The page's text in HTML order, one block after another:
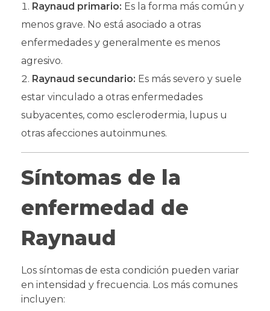
Raynaud primario: Es la forma más común y
menos grave. No está asociado a otras
enfermedades y generalmente es menos
agresivo.
Raynaud secundario: Es más severo y suele
estar vinculado a otras enfermedades
subyacentes, como esclerodermia, lupus u
otras afecciones autoinmunes.
Síntomas de la
enfermedad de
Raynaud
Los síntomas de esta condición pueden variar
en intensidad y frecuencia. Los más comunes
incluyen: